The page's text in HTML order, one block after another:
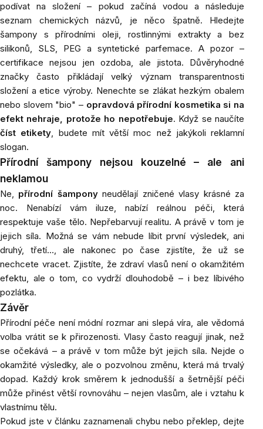
podívat na složení – pokud začíná vodou a následuje
seznam chemických názvů, je něco špatně. Hledejte
šampony s přírodními oleji, rostlinnými extrakty a bez
silikonů, SLS, PEG a syntetické parfemace. A pozor –
certifikace nejsou jen ozdoba, ale jistota. Důvěryhodné
značky často přikládají velký význam transparentnosti
složení a etice výroby. Nenechte se zlákat hezkým obalem
nebo slovem "bio" – opravdová přírodní kosmetika si na
efekt nehraje, protože ho nepotřebuje. Když se naučíte
číst etikety, budete mít větší moc než jakýkoli reklamní
slogan.
Přírodní šampony nejsou kouzelné – ale ani
neklamou
Ne, přírodní šamponyneudělají zničené vlasy krásné za
noc. Nenabízí vám iluze, nabízí reálnou péči, která
respektuje vaše tělo. Nepřebarvují realitu. A právě v tom je
jejich síla. Možná se vám nebude líbit první výsledek, ani
druhý, třetí..., ale nakonec po čase zjistíte, že už se
nechcete vracet. Zjistíte, že zdraví vlasů není o okamžitém
efektu, ale o tom, co vydrží dlouhodobě – i bez líbivého
pozlátka.
Závěr
Přírodní péče není módní rozmar ani slepá víra, ale vědomá
volba vrátit se k přirozenosti. Vlasy často reagují jinak, než
se očekává – a právě v tom může být jejich síla. Nejde o
okamžité výsledky, ale o pozvolnou změnu, která má trvalý
dopad. Každý krok směrem k jednodušší a šetrnější péči
může přinést větší rovnováhu – nejen vlasům, ale i vztahu k
vlastnímu tělu.
Pokud jste v článku zaznamenali chybu nebo překlep, dejte